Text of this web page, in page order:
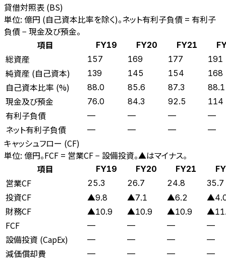
貸借対照表 (BS)
単位: 億円 (自己資本比率を除く)。ネット有利子負債 = 有利子
負債 − 現金及び預金。
項目
FY19 FY20 FY21
総資産 157 169 177 191
純資産 (自己資本) 139 145 154 168
自己資本比率 (%) 88.0 85.6 87.3 88.1
現金及び預金 76.0 84.3 92.5 114
有利子負債 — — — —
ネット有利子負債 — — — —
キャッシュフロー (CF)
単位: 億円。FCF = 営業CF − 設備投資。▲はマイナス。
項目
FY19 FY20 FY21
営業CF 25.3 26.7 24.8 35.7
投資CF ▲9.8 ▲7.1 ▲6.2
財務CF ▲10.9 ▲10.9 ▲10.9
FCF — — — —
設備投資 (CapEx) — — — —
減価償却費 — — — —